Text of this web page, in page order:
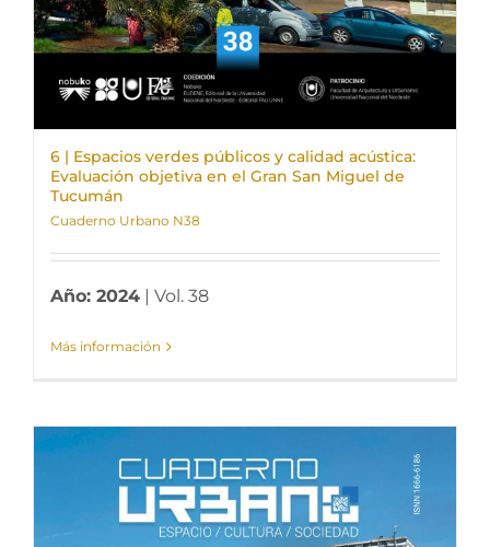
6 | Espacios verdes públicos y calidad acústica:
Evaluación objetiva en el Gran San Miguel de
Tucumán
Cuaderno Urbano N38
Año: 2024 | Vol. 38
Más información